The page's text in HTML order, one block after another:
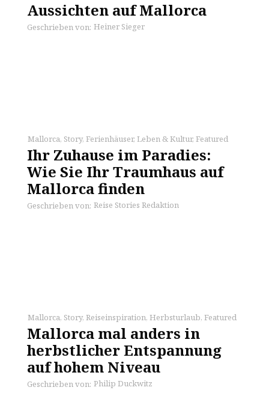
Aussichten auf Mallorca
Geschrieben von: Heiner Sieger
Mallorca, Story, Ferienhäuser, Leben & Kultur, Featured
Ihr Zuhause im Paradies:
Wie Sie Ihr Traumhaus auf
Mallorca finden
Geschrieben von: Reise Stories Redaktion
Mallorca, Story, Reiseinspiration, Herbsturlaub, Featured
Mallorca mal anders in
herbstlicher Entspannung
auf hohem Niveau
Geschrieben von: Philip Duckwitz